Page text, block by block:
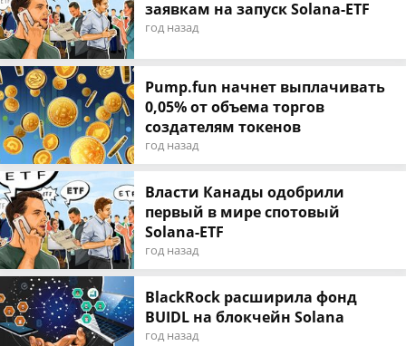
заявкам на запуск Solana-ETF
год назад
Pump.fun начнет выплачивать
0,05% от объема торгов
создателям токенов
год назад
Власти Канады одобрили
первый в мире спотовый
Solana-ETF
год назад
BlackRock расширила фонд
BUIDL на блокчейн Solana
год назад